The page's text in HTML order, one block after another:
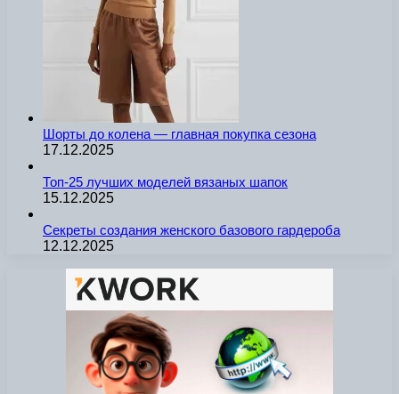
Шорты до колена — главная покупка сезона
17.12.2025
Топ-25 лучших моделей вязаных шапок
15.12.2025
Секреты создания женского базового гардероба
12.12.2025